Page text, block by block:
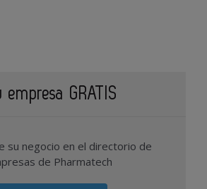
empresa GRATIS
su negocio en el directorio de
de Pharmatech